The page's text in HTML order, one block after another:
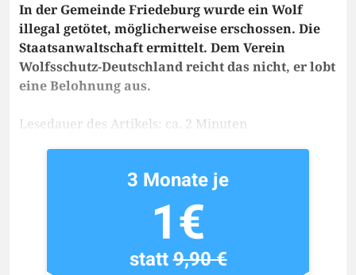
In der Gemeinde Friedeburg wurde ein Wolf
illegal getötet, möglicherweise erschossen. Die
Staatsanwaltschaft ermittelt. Dem Verein
Wolfsschutz-Deutschland reicht das nicht, er lobt
eine Belohnung aus.
Lesedauer des Artikels: ca. 2 Minuten
3 Monate je
1€
statt9,90 €